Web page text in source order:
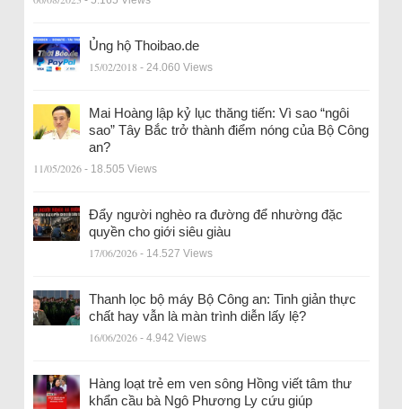
Ủng hộ Thoibao.de
15/02/2018 - 24.060 Views
Mai Hoàng lập kỷ lục thăng tiến: Vì sao “ngôi
sao” Tây Bắc trở thành điểm nóng của Bộ Công
an?
11/05/2026 - 18.505 Views
Đẩy người nghèo ra đường để nhường đặc
quyền cho giới siêu giàu
17/06/2026 - 14.527 Views
Thanh lọc bộ máy Bộ Công an: Tinh giản thực
chất hay vẫn là màn trình diễn lấy lệ?
16/06/2026 - 4.942 Views
Hàng loạt trẻ em ven sông Hồng viết tâm thư
khẩn cầu bà Ngô Phương Ly cứu giúp